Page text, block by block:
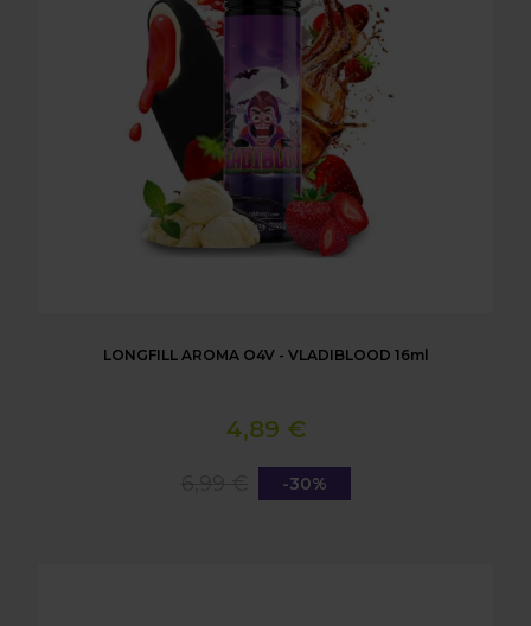
LONGFILL AROMA O4V - VLADIBLOOD 16ml
4,89 €
-30%